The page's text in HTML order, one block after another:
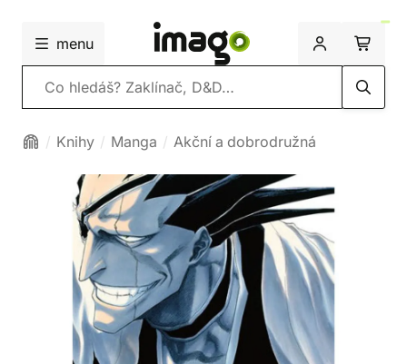
menu
Vyhledávání
Knihy Manga Akční a dobrodružná